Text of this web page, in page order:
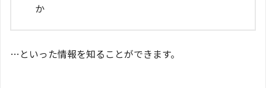
か
…といった情報を知ることができます。